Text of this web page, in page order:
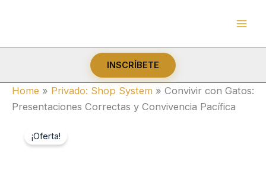
INSCRÍBETE
Home » Privado: Shop System » Convivir con Gatos:
Presentaciones Correctas y Convivencia Pacífica
¡Oferta!